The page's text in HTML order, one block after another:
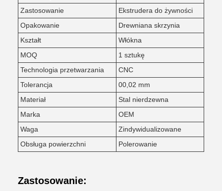
Zastosowanie
Ekstrudera do żywności
Opakowanie
Drewniana skrzynia
Kształt
Włókna
MOQ
1 sztukę
Technologia przetwarzania
CNC
Tolerancja
00,02 mm
Materiał
Stal nierdzewna
Marka
OEM
Waga
Zindywidualizowane
Obsługa powierzchni
Polerowanie
Zastosowanie: